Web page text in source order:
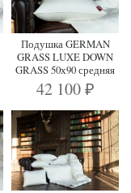
Подушка GERMAN
GRASS LUXE DOWN
GRASS 50х90 средняя
42 100 ₽